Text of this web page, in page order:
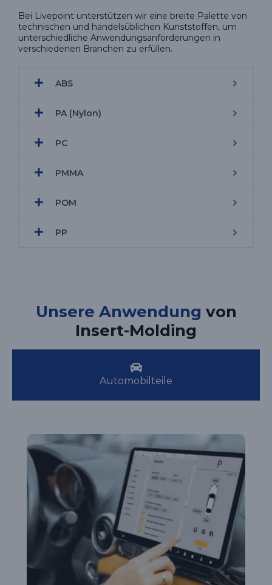
Bei Livepoint unterstützen wir eine breite Palette von
technischen und handelsüblichen Kunststoffen, um
unterschiedliche Anwendungsanforderungen in
verschiedenen Branchen zu erfüllen.
ABS
PA (Nylon)
PC
PMMA
POM
PP
Unsere Anwendung von
Insert-Molding
Automobilteile